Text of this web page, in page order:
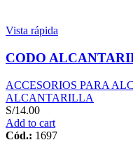
Vista rápida
CODO
ACCESORIOS PARA
ALCANTARILLA
S/14.00
Add to cart
Cód.: 1697